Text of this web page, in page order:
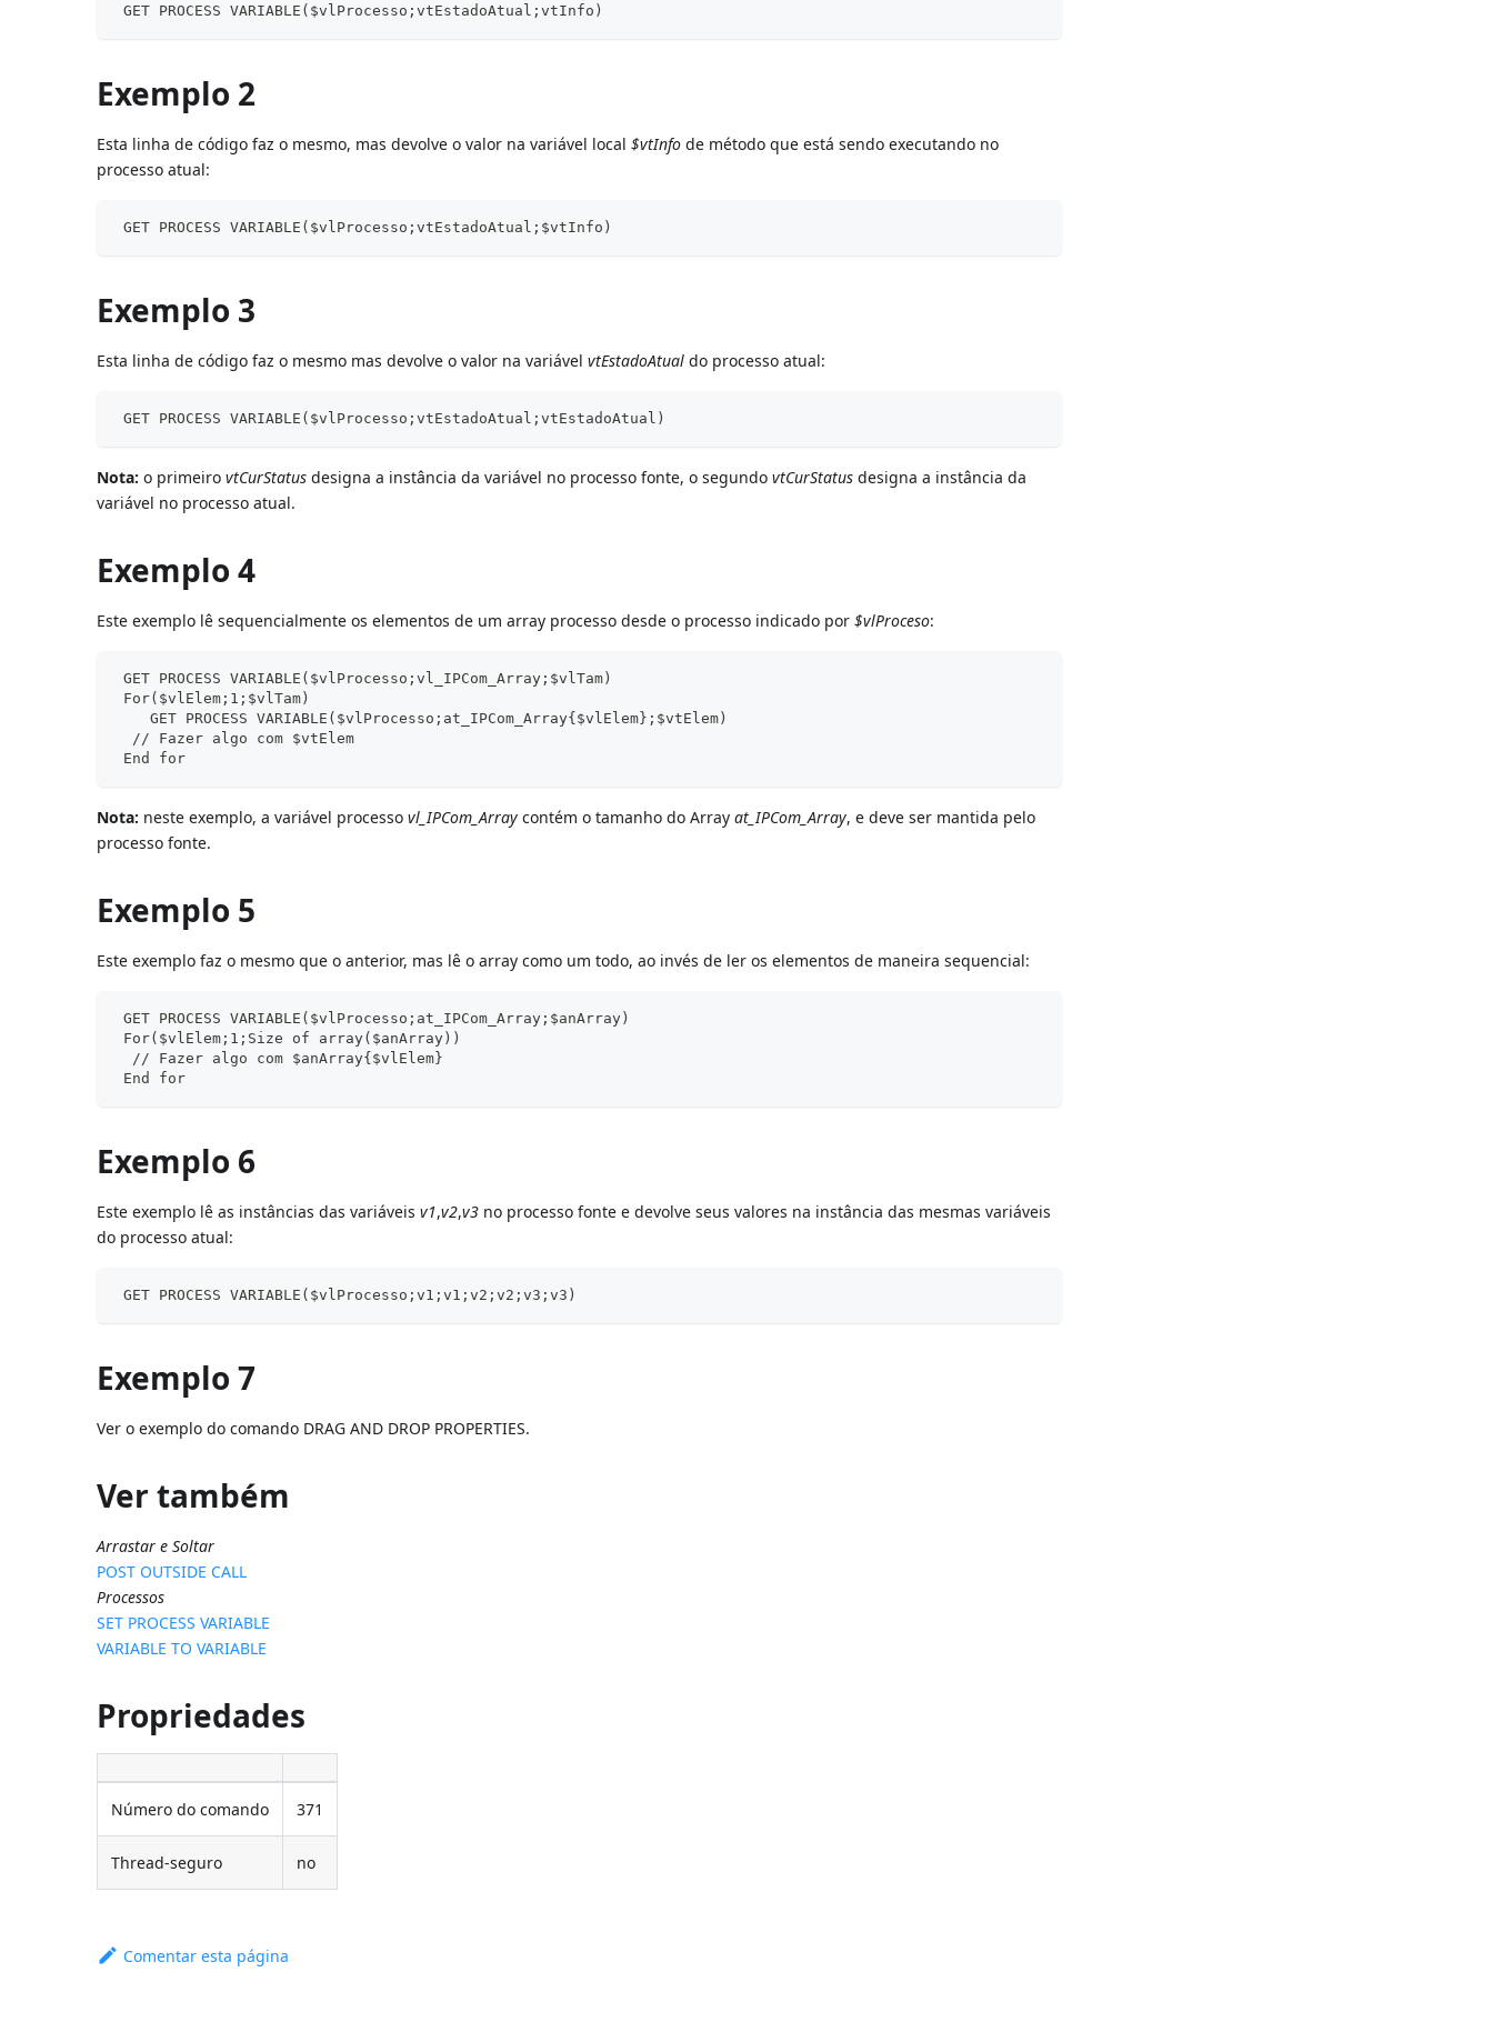
GET PROCESS VARIABLE($vlProcesso;vtEstadoAtual;vtInfo)
Exemplo 2
Esta linha de código faz o mesmo, mas devolve o valor na variável local$vtInfo de método que está sendo executando no
processo atual:
GET PROCESS VARIABLE($vlProcesso;vtEstadoAtual;$vtInfo)
Exemplo 3
Esta linha de código faz o mesmo mas devolve o valor na variávelvtEstadoAtual do processo atual:
GET PROCESS VARIABLE($vlProcesso;vtEstadoAtual;vtEstadoAtual)
Nota: o primeirovtCurStatus designa a instância da variável no processo fonte, o segundovtCurStatus designa a instância da
variável no processo atual.
Exemplo 4
Este exemplo lê sequencialmente os elementos de um array processo desde o processo indicado por$vlProceso:
GET PROCESS VARIABLE($vlProcesso;vl_IPCom_Array;$vlTam)
For($vlElem;1;$vlTam)
GET PROCESS VARIABLE($vlProcesso;at_IPCom_Array{$vlElem};$vtElem)
// Fazer algo com $vtElem
End for
Nota: neste exemplo, a variável processovl_IPCom_Array contém o tamanho do Arrayat_IPCom_Array, e deve ser mantida pelo
processo fonte.
Exemplo 5
Este exemplo faz o mesmo que o anterior, mas lê o array como um todo, ao invés de ler os elementos de maneira sequencial:
GET PROCESS VARIABLE($vlProcesso;at_IPCom_Array;$anArray)
For($vlElem;1;Size of array($anArray))
// Fazer algo com $anArray{$vlElem}
End for
Exemplo 6
Este exemplo lê as instâncias das variáveisv1,v2,v3 no processo fonte e devolve seus valores na instância das mesmas variáveis
do processo atual:
GET PROCESS VARIABLE($vlProcesso;v1;v1;v2;v2;v3;v3)
Exemplo 7
Ver o exemplo do comando DRAG AND DROP PROPERTIES.
Ver também
Arrastar e Soltar
POST OUTSIDE CALL
Processos
SET PROCESS VARIABLE
VARIABLE TO VARIABLE
Propriedades
Número do comando 371
Thread-seguro no
Comentar esta página